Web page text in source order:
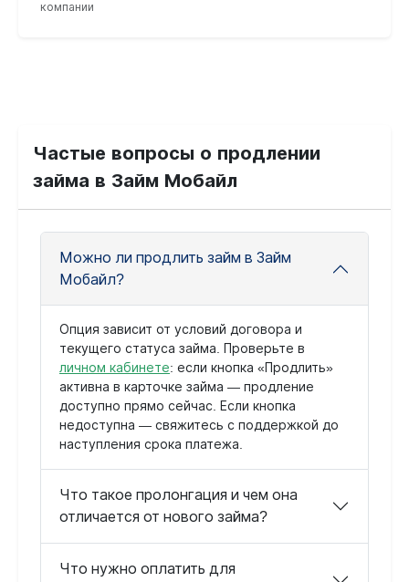
компании
Частые вопросы о продлении
займа в Займ Мобайл
Можно ли продлить займ в Займ
Мобайл?
Опция зависит от условий договора и
текущего статуса займа. Проверьте в
личном кабинете: если кнопка «Продлить»
активна в карточке займа — продление
доступно прямо сейчас. Если кнопка
недоступна — свяжитесь с поддержкой до
наступления срока платежа.
Что такое пролонгация и чем она
отличается от нового займа?
Что нужно оплатить для